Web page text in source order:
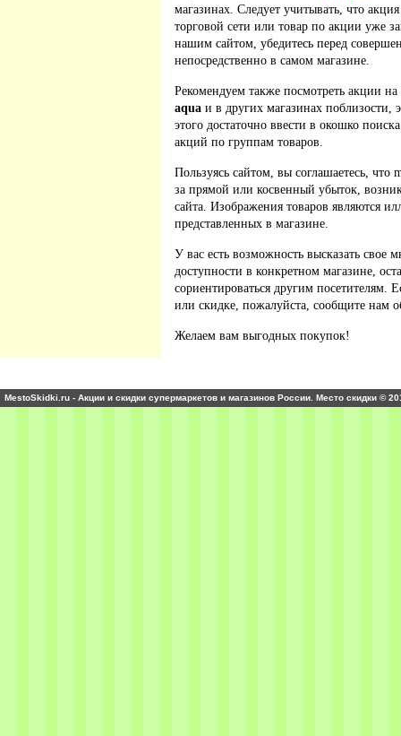
магазинах. Следует учитывать, что
торговой сети или товар по акции уже
нашим сайтом, убедитесь перед
непосредственно в самом магазине.
Рекомендуем также посмотреть акции
aqua и в других магазинах поблизости,
этого достаточно ввести в окошко
акций по группам товаров.
Пользуясь сайтом, вы соглашаетесь, что
за прямой или косвенный убыток,
сайта. Изображения товаров являются
представленных в магазине.
У вас есть возможность высказать свое
доступности в конкретном магазине,
сориентироваться другим
или скидке, пожалуйста, сообщите нам
Желаем вам выгодных покупок!
MestoSkidki.ru - Акции и скидки супермаркетов и магазинов России. Место скидки ©